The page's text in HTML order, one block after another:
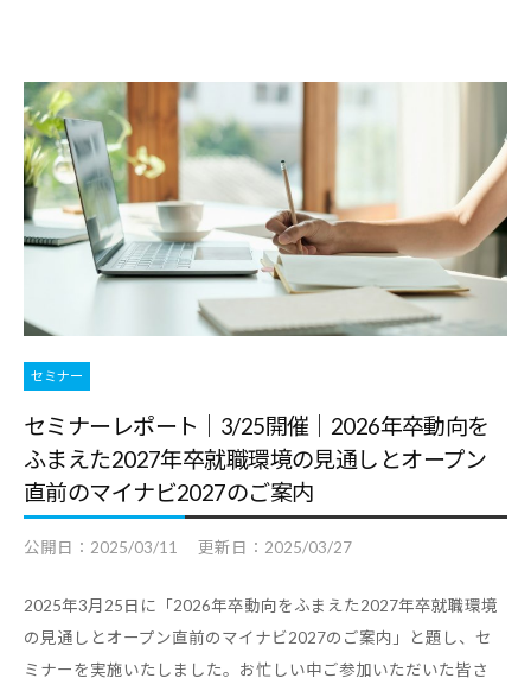
セミナー
セミナーレポート｜3/25開催｜2026年卒動向を
ふまえた2027年卒就職環境の見通しとオープン
直前のマイナビ2027のご案内
公開日： 2025/03/11 更新日： 2025/03/27
2025年3月25日に「2026年卒動向をふまえた2027年卒就職環境
の見通しとオープン直前のマイナビ2027のご案内」と題し、セ
ミナーを実施いたしました。お忙しい中ご参加いただいた皆さ